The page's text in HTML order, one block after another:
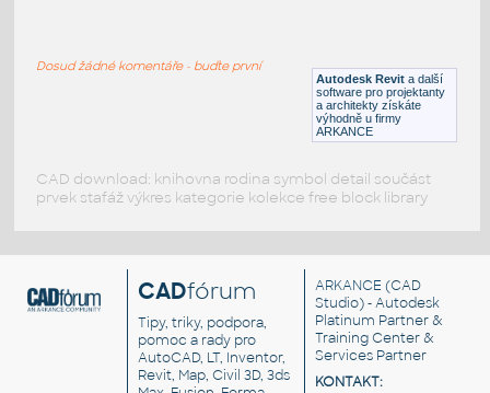
Sprinkler
Autodesk Revit a další
software pro projektanty
a architekty získáte
výhodně u firmy
ARKANCE
Dosud žádné komentáře - buďte první
CAD download: knihovna rodina symbol detail součást
prvek stafáž výkres kategorie kolekce free block library
CADfórum
Tipy, triky, podpora,
pomoc a rady pro
AutoCAD, LT, Inventor,
Revit, Map, Civil 3D, 3ds
ARKANCE (CAD
Studio) - Autodesk
Platinum Partner &
Training Center &
Services Partner
KONTAKT: